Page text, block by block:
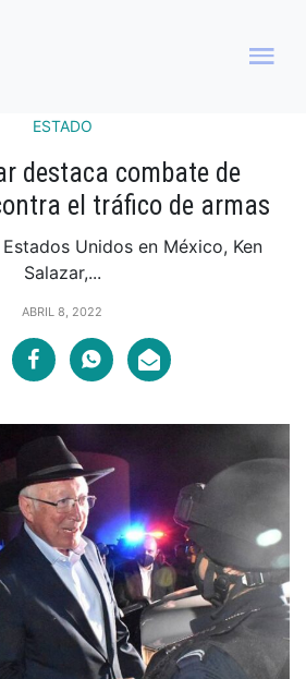
ESTADO
destaca combate de
el tráfico de armas
Unidos en México, Ken
Salazar,...
ABRIL 8, 2022